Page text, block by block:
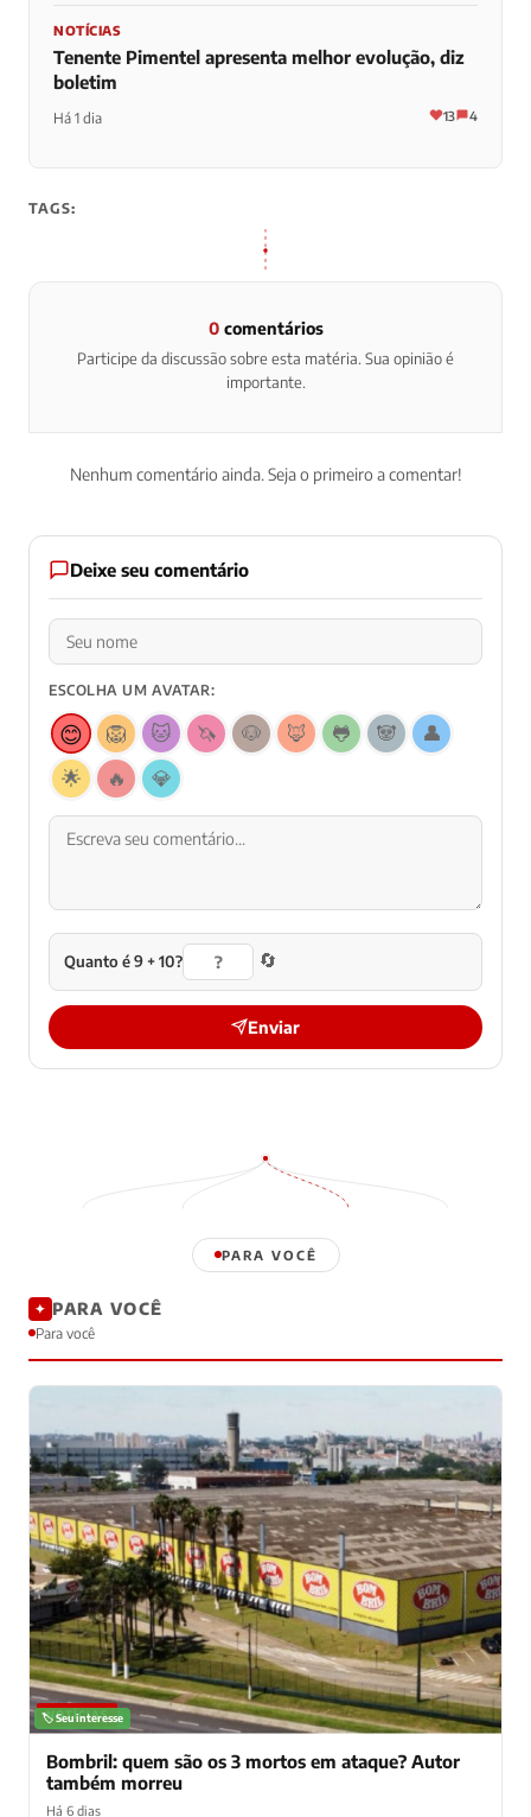
NOTÍCIAS
Tenente Pimentel apresenta melhor evolução, diz
boletim
Há 1 dia 13 4
TAGS:
0comentários
Participe da discussão sobre esta matéria. Sua opinião é
importante.
Nenhum comentário ainda. Seja o primeiro a comentar!
Deixe seu comentário
ESCOLHA UM AVATAR:
😊 🦁 🐱 🦄 🐶 🦊 🐸 🐼
👤
🌟
🔥 💎
Quanto é 9 + 10? 🔄
Enviar
PARA VOCÊ
✦ PARA VOCÊ
Para você
NOTÍCIAS
🏷️ Seu interesse
Bombril: quem são os 3 mortos em ataque? Autor
também morreu
Há 6 dias